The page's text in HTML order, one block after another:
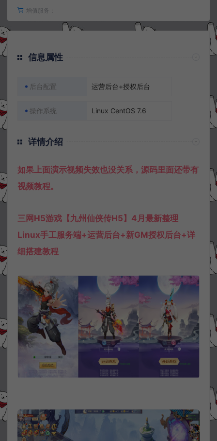
增值服务：
信息属性
后台配置 运营后台+授权后台
操作系统 Linux CentOS 7.6
详情介绍
如果上面演示视频失效也没关系，源码里面还带有
视频教程。
三网H5游戏【九州仙侠传H5】4月最新整理
Linux手工服务端+运营后台+新GM授权后台+详
细搭建教程